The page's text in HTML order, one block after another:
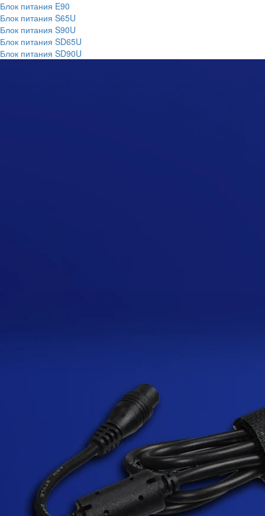
Блок питания E90
Блок питания S65U
Блок питания S90U
Блок питания SD65U
Блок питания SD90U